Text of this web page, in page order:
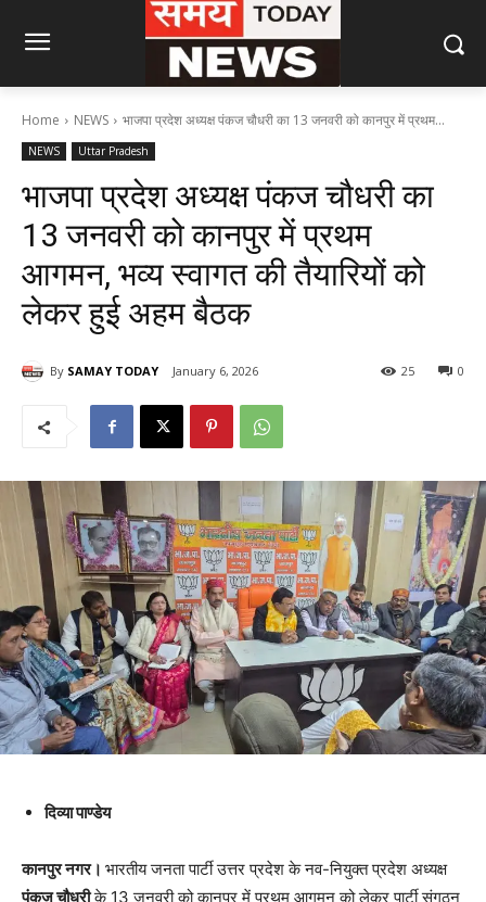
Home NEWS भाजपा प्रदेश अध्यक्ष पंकज चौधरी का 13 जनवरी को कानपुर में प्रथम...
NEWS Uttar Pradesh
भाजपा प्रदेश अध्यक्ष पंकज चौधरी का
13 जनवरी को कानपुर में प्रथम
आगमन, भव्य स्वागत की तैयारियों को
लेकर हुई अहम बैठक
By SAMAY TODAY January 6, 2026 0
25
दिव्या पाण्डेय
कानपुर नगर। भारतीय जनता पार्टी उत्तर प्रदेश के नव-नियुक्त प्रदेश अध्यक्ष
पंकज चौधरीके 13 जनवरी को कानपुर में प्रथम आगमन को लेकर पार्टी संगठन